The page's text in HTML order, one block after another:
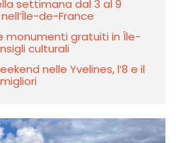
settimana dal 3 al 9
de-France
monumenti gratuiti in Île-
culturali
nelle Yvelines, l’8 e il